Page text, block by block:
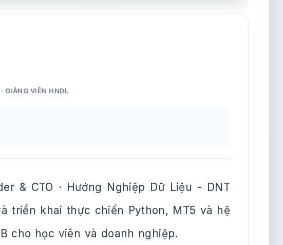
GIẢNG VIÊN HNDL
& CTO · Hướng Nghiệp Dữ Liệu - DNT
triển khai thực chiến Python, MT5 và hệ
cho học viên và doanh nghiệp.